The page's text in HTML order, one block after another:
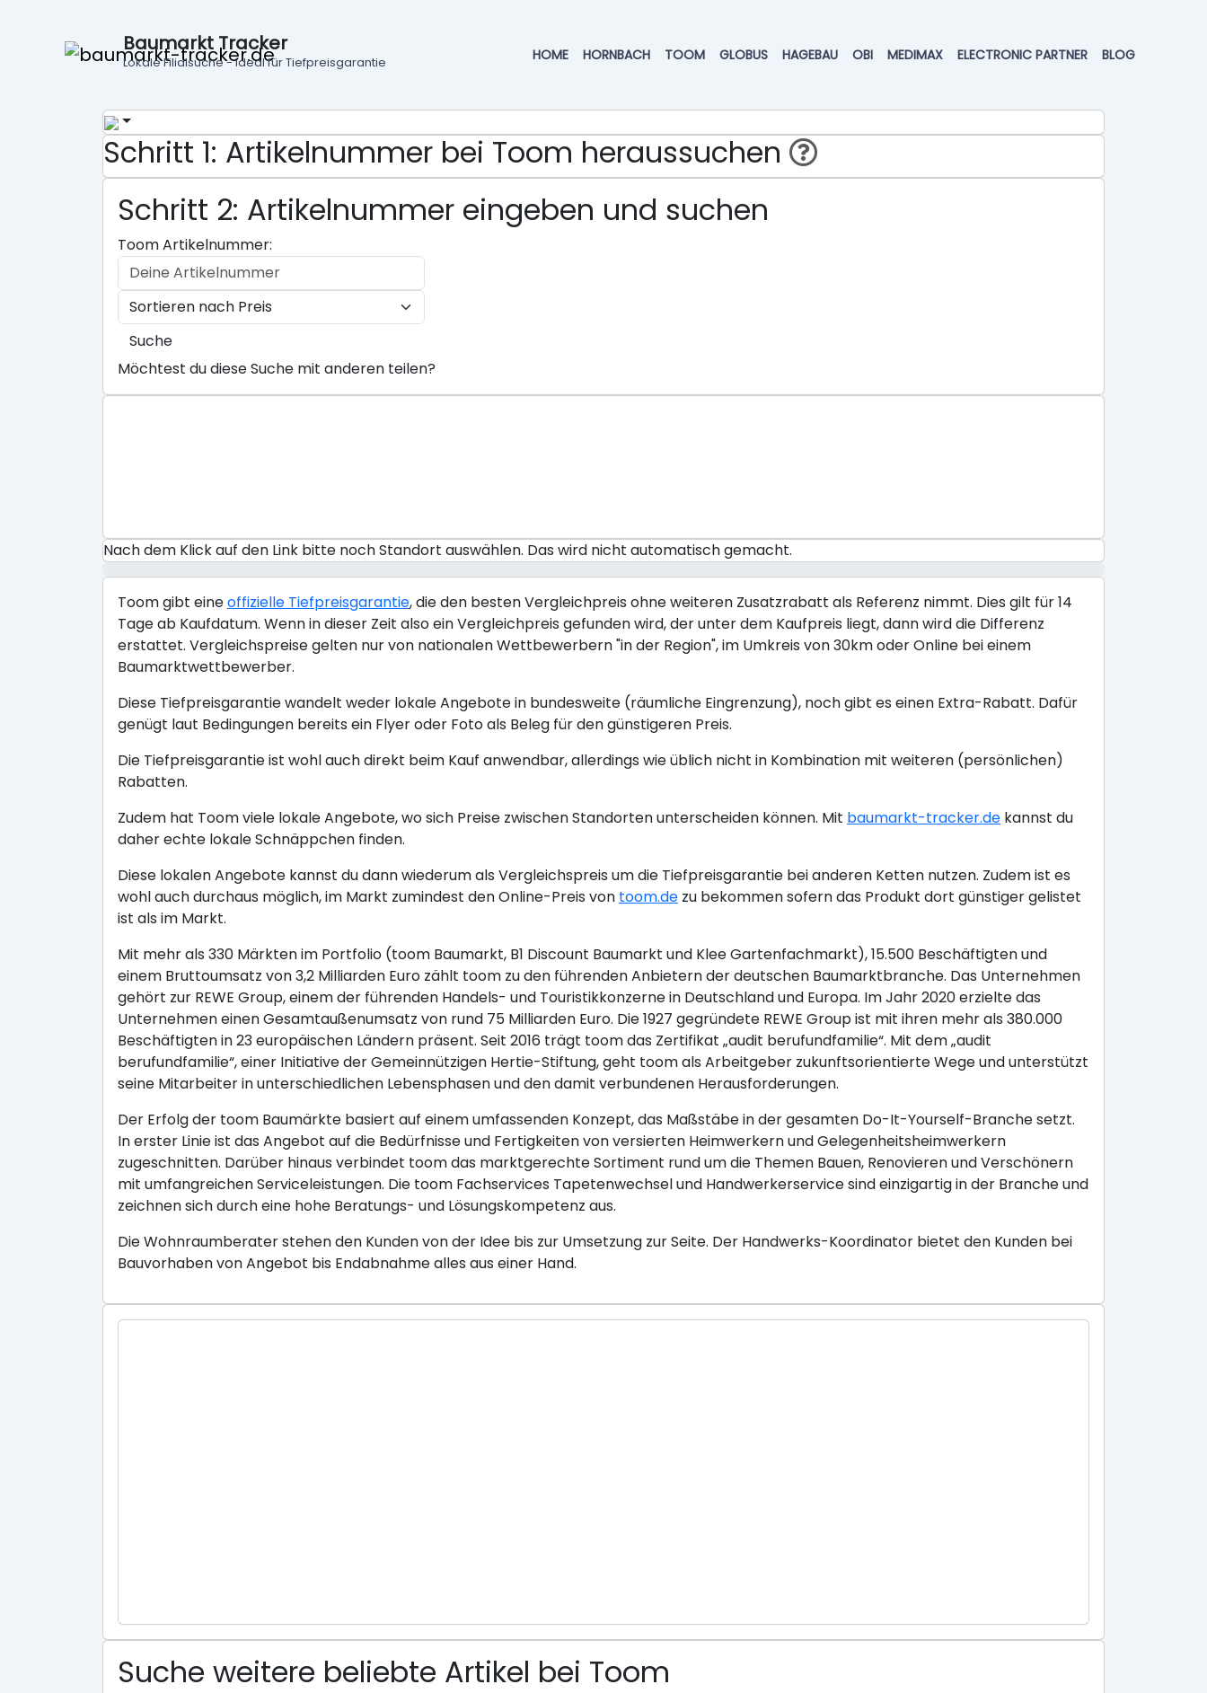
Baumarkt Tracker
Lokale Filialsuche - ideal für Tiefpreisgarantie HOME HORNBACH TOOM GLOBUS HAGEBAU OBI MEDIMAX ELECTRONIC PARTNER BLOG
Schritt 1: Artikelnummer bei Toom heraussuchen
Schritt 2: Artikelnummer eingeben und suchen
Toom Artikelnummer:
Suche
Möchtest du diese Suche mit anderen teilen?
Nach dem Klick auf den Link bitte noch Standort auswählen. Das wird nicht automatisch gemacht.
Toom gibt eineoffizielle Tiefpreisgarantie, die den besten Vergleichpreis ohne weiteren Zusatzrabatt als Referenz nimmt. Dies gilt für 14
Tage ab Kaufdatum. Wenn in dieser Zeit also ein Vergleichpreis gefunden wird, der unter dem Kaufpreis liegt, dann wird die Differenz
erstattet. Vergleichspreise gelten nur von nationalen Wettbewerbern "in der Region", im Umkreis von 30km oder Online bei einem
Baumarktwettbewerber.
Diese Tiefpreisgarantie wandelt weder lokale Angebote in bundesweite (räumliche Eingrenzung), noch gibt es einen Extra-Rabatt. Dafür
genügt laut Bedingungen bereits ein Flyer oder Foto als Beleg für den günstigeren Preis.
Die Tiefpreisgarantie ist wohl auch direkt beim Kauf anwendbar, allerdings wie üblich nicht in Kombination mit weiteren (persönlichen)
Rabatten.
Zudem hat Toom viele lokale Angebote, wo sich Preise zwischen Standorten unterscheiden können. Mit baumarkt-tracker.de kannst du
daher echte lokale Schnäppchen finden.
Diese lokalen Angebote kannst du dann wiederum als Vergleichspreis um die Tiefpreisgarantie bei anderen Ketten nutzen. Zudem ist es
wohl auch durchaus möglich, im Markt zumindest den Online-Preis von toom.de zu bekommen sofern das Produkt dort günstiger gelistet
ist als im Markt.
Mit mehr als 330 Märkten im Portfolio (toom Baumarkt, B1 Discount Baumarkt und Klee Gartenfachmarkt), 15.500 Beschäftigten und
einem Bruttoumsatz von 3,2 Milliarden Euro zählt toom zu den führenden Anbietern der deutschen Baumarktbranche. Das Unternehmen
gehört zur REWE Group, einem der führenden Handels- und Touristikkonzerne in Deutschland und Europa. Im Jahr 2020 erzielte das
Unternehmen einen Gesamtaußenumsatz von rund 75 Milliarden Euro. Die 1927 gegründete REWE Group ist mit ihren mehr als 380.000
Beschäftigten in 23 europäischen Ländern präsent. Seit 2016 trägt toom das Zertifikat „audit berufundfamilie“. Mit dem „audit
berufundfamilie“, einer Initiative der Gemeinnützigen Hertie-Stiftung, geht toom als Arbeitgeber zukunftsorientierte Wege und unterstützt
seine Mitarbeiter in unterschiedlichen Lebensphasen und den damit verbundenen Herausforderungen.
Der Erfolg der toom Baumärkte basiert auf einem umfassenden Konzept, das Maßstäbe in der gesamten Do-It-Yourself-Branche setzt.
In erster Linie ist das Angebot auf die Bedürfnisse und Fertigkeiten von versierten Heimwerkern und Gelegenheitsheimwerkern
zugeschnitten. Darüber hinaus verbindet toom das marktgerechte Sortiment rund um die Themen Bauen, Renovieren und Verschönern
mit umfangreichen Serviceleistungen. Die toom Fachservices Tapetenwechsel und Handwerkerservice sind einzigartig in der Branche und
zeichnen sich durch eine hohe Beratungs- und Lösungskompetenz aus.
Die Wohnraumberater stehen den Kunden von der Idee bis zur Umsetzung zur Seite. Der Handwerks-Koordinator bietet den Kunden bei
Bauvorhaben von Angebot bis Endabnahme alles aus einer Hand.
Suche weitere beliebte Artikel bei Toom